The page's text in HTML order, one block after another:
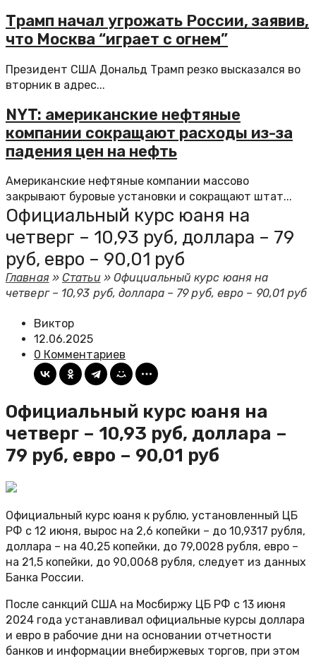
Трамп начал угрожать России, заявив,
что Москва “играет с огнем”
Президент США Дональд Трамп резко высказался во
вторник в адрес...
NYT: американские нефтяные
компании сокращают расходы из-за
падения цен на нефть
Американские нефтяные компании массово
закрывают буровые установки и сокращают штат...
Официальный курс юаня на
четверг – 10,93 руб, доллара – 79
руб, евро – 90,01 руб
Главная»Статьи » Официальный курс юаня на
четверг – 10,93 руб, доллара – 79 руб, евро – 90,01 руб
Виктор
12.06.2025
0 Комментариев
Официальный курс юаня на
четверг – 10,93 руб, доллара –
79 руб, евро – 90,01 руб
Официальный курс юаня к рублю, установленный ЦБ
РФ с 12 июня, вырос на 2,6 копейки – до 10,9317 рубля,
доллара – на 40,25 копейки, до 79,0028 рубля, евро –
на 21,5 копейки, до 90,0068 рубля, следует из данных
Банка России.
После санкций США на Мосбиржу ЦБ РФ с 13 июня
2024 года устанавливал официальные курсы доллара
и евро в рабочие дни на основании отчетности
банков и информации внебиржевых торгов, при этом